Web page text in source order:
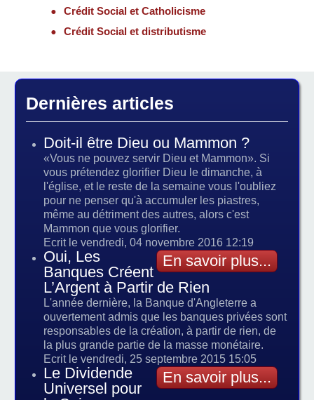
Crédit Social et Catholicisme
Crédit Social et distributisme
Dernières articles
Doit-il être Dieu ou Mammon ?
«Vous ne pouvez servir Dieu et Mammon». Si
vous prétendez glorifier Dieu le dimanche, à
l'église, et le reste de la semaine vous l'oubliez
pour ne penser qu'à accumuler les piastres,
même au détriment des autres, alors c'est
Mammon que vous glorifier.
Ecrit le vendredi, 04 novembre 2016 12:19
En savoir plus...
Oui, Les
Banques Créent
L’Argent à Partir de Rien
L'année dernière, la Banque d'Angleterre a
ouvertement admis que les banques privées sont
responsables de la création, à partir de rien, de
la plus grande partie de la masse monétaire.
Ecrit le vendredi, 25 septembre 2015 15:05
En savoir plus...
Le Dividende
Universel pour